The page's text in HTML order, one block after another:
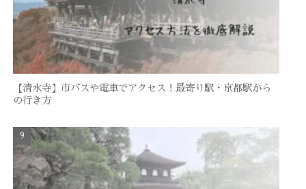
【清水寺】市バスや電車でアクセス！最寄り駅・京都駅から
の行き方